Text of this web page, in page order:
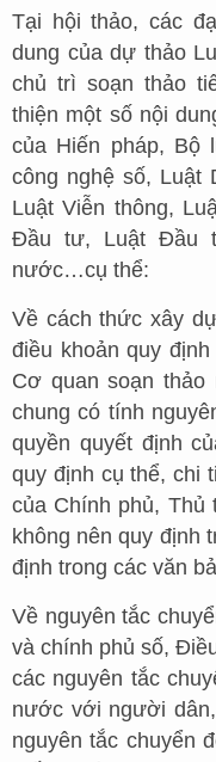
Tại hội thảo, các
dung của dự thảo
chủ trì soạn thảo
thiện một số nội
của Hiến pháp, Bộ
công nghệ số, Luật
Luật Viễn thông,
Đầu tư, Luật Đầu
nước…cụ thể:
Về cách thức xây
điều khoản quy
Cơ quan soạn
chung có tính
quyền quyết định
quy định cụ thể, chi
của Chính phủ,
không nên quy định
định trong các văn
Về nguyên tắc
và chính phủ số,
các nguyên tắc
nước với người
nguyên tắc chuyển